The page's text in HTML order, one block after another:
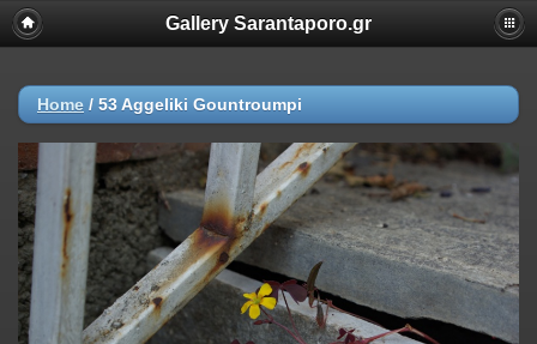
Gallery Sarantaporo.gr
Home / 53 Aggeliki Gountroumpi